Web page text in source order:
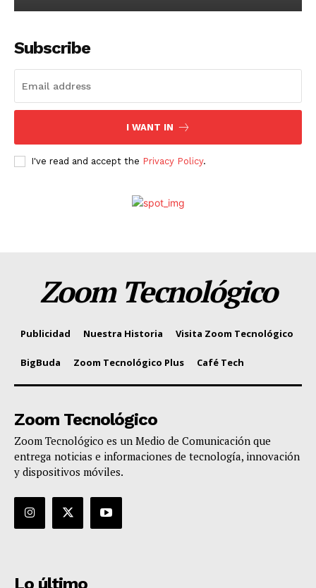
Subscribe
I WANT IN
I've read and accept the Privacy Policy.
Zoom Tecnológico
Publicidad Nuestra Historia Visita Zoom Tecnológico
BigBuda Zoom Tecnológico Plus Café Tech
Zoom Tecnológico
Zoom Tecnológico es un Medio de Comunicación que
entrega noticias e informaciones de tecnología, innovación
y dispositivos móviles.
Lo último